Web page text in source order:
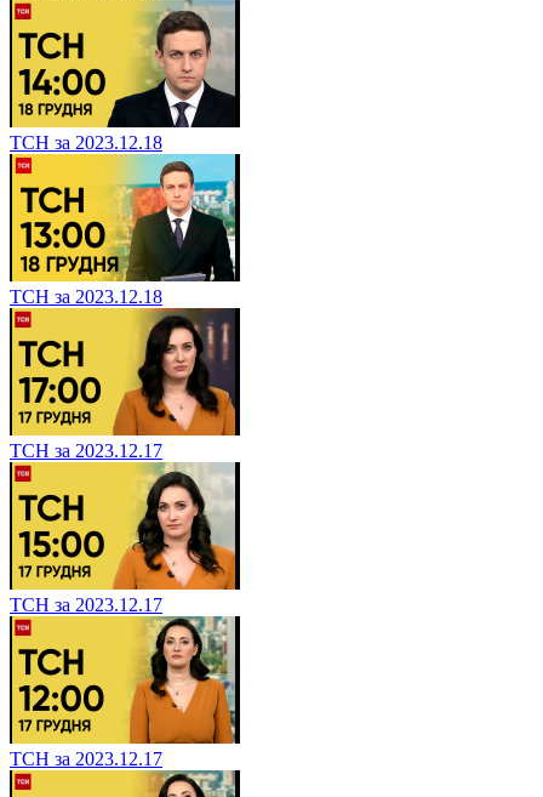
ТСН за 2023.12.18
ТСН за 2023.12.18
ТСН за 2023.12.17
ТСН за 2023.12.17
ТСН за 2023.12.17